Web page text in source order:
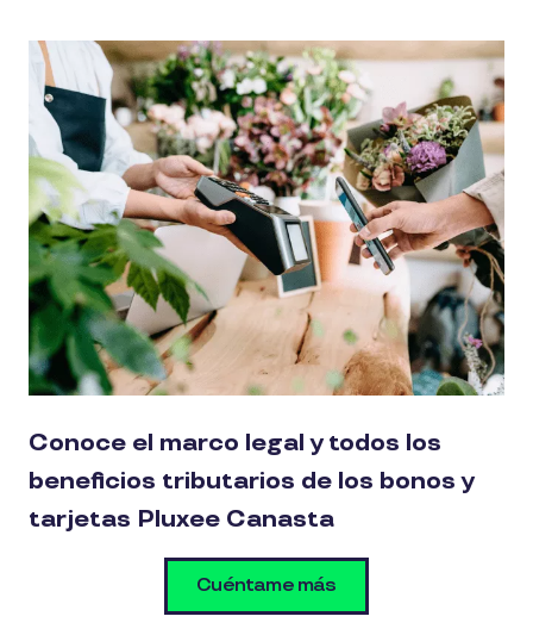
Conoce el marco legal y todos los
beneficios tributarios de los bonos y
tarjetas Pluxee Canasta
Cuéntame más